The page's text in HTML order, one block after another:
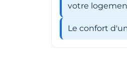
votre
Le confort